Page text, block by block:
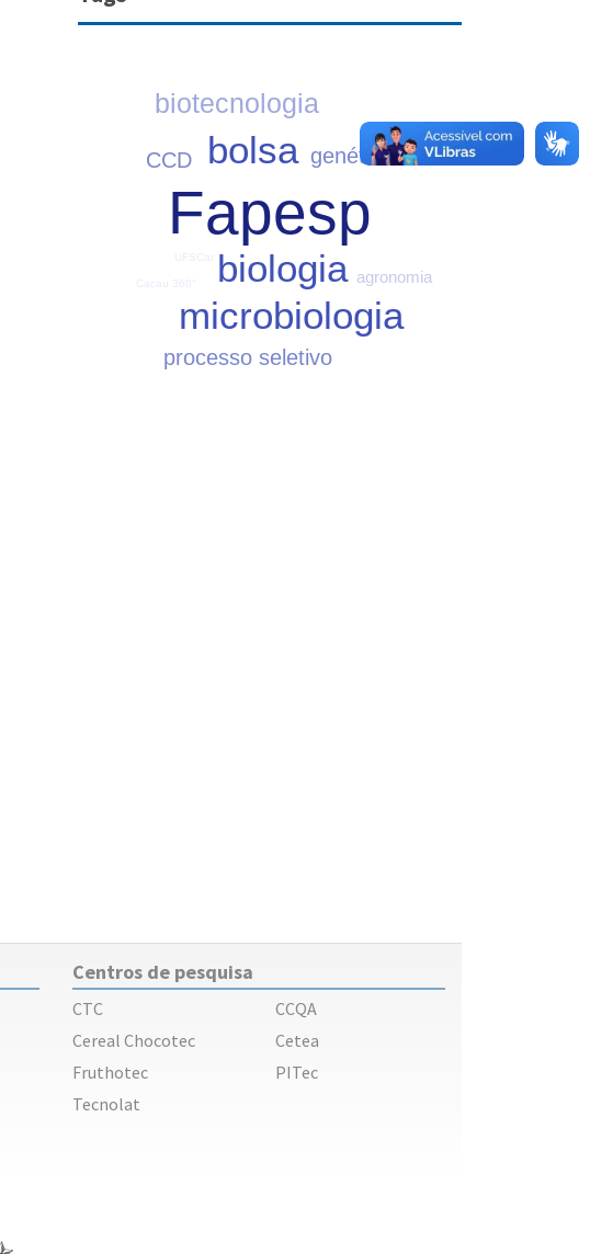
Fapesp
biologia
bolsa
microbiologia
biotecnologia
processo seletivo
CCD genética
agronomia
Centros de pesquisa
CTC
Cereal Chocotec
Fruthotec
Tecnolat
CCQA
Cetea
PITec